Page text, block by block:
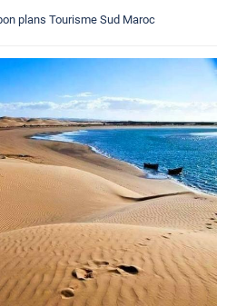
plans Tourisme Sud Maroc